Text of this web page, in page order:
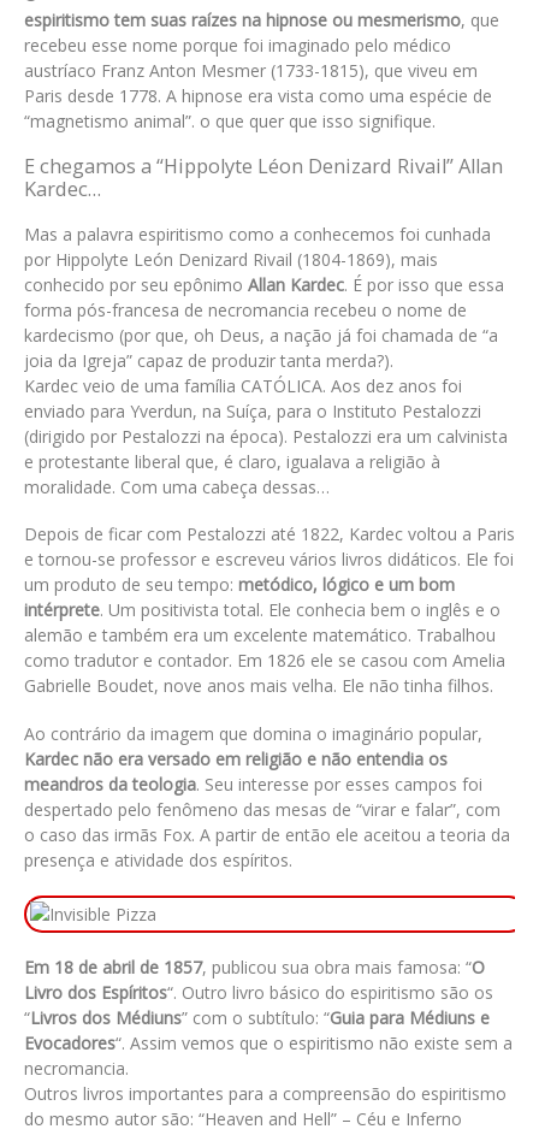
espiritismo tem suas raízes na hipnose ou mesmerismo, que
recebeu esse nome porque foi imaginado pelo médico
austríaco Franz Anton Mesmer (1733-1815), que viveu em
Paris desde 1778. A hipnose era vista como uma espécie de
“magnetismo animal”. o que quer que isso signifique.
E chegamos a “Hippolyte Léon Denizard Rivail” Allan
Kardec…
Mas a palavra espiritismo como a conhecemos foi cunhada
por Hippolyte León Denizard Rivail (1804-1869), mais
conhecido por seu epônimo Allan Kardec. É por isso que essa
forma pós-francesa de necromancia recebeu o nome de
kardecismo (por que, oh Deus, a nação já foi chamada de “a
joia da Igreja” capaz de produzir tanta merda?).
Kardec veio de uma família CATÓLICA. Aos dez anos foi
enviado para Yverdun, na Suíça, para o Instituto Pestalozzi
(dirigido por Pestalozzi na época). Pestalozzi era um calvinista
e protestante liberal que, é claro, igualava a religião à
moralidade. Com uma cabeça dessas…
Depois de ficar com Pestalozzi até 1822, Kardec voltou a Paris
e tornou-se professor e escreveu vários livros didáticos. Ele foi
um produto de seu tempo: metódico, lógico e um bom
intérprete. Um positivista total. Ele conhecia bem o inglês e o
alemão e também era um excelente matemático. Trabalhou
como tradutor e contador. Em 1826 ele se casou com Amelia
Gabrielle Boudet, nove anos mais velha. Ele não tinha filhos.
Ao contrário da imagem que domina o imaginário popular,
Kardec não era versado em religião e não entendia os
meandros da teologia. Seu interesse por esses campos foi
despertado pelo fenômeno das mesas de “virar e falar”, com
o caso das irmãs Fox. A partir de então ele aceitou a teoria da
presença e atividade dos espíritos.
Em 18 de abril de 1857, publicou sua obra mais famosa: “O
Livro dos Espíritos“. Outro livro básico do espiritismo são os
“Livros dos Médiuns” com o subtítulo: “Guia para Médiuns e
Evocadores“. Assim vemos que o espiritismo não existe sem a
necromancia.
Outros livros importantes para a compreensão do espiritismo
do mesmo autor são: “Heaven and Hell” – Céu e Inferno